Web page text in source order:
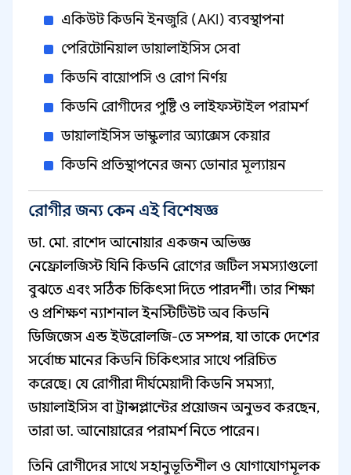
একিউট কিডনি ইনজুরি (AKI) ব্যবস্থাপনা
পেরিটোনিয়াল ডায়ালাইসিস সেবা
কিডনি বায়োপসি ও রোগ নির্ণয়
কিডনি রোগীদের পুষ্টি ও লাইফস্টাইল পরামর্শ
ডায়ালাইসিস ভাস্কুলার অ্যাক্সেস কেয়ার
কিডনি প্রতিস্থাপনের জন্য ডোনার মূল্যায়ন
রোগীর জন্য কেন এই বিশেষজ্ঞ
ডা. মো. রাশেদ আনোয়ার একজন অভিজ্ঞ
নেফ্রোলজিস্ট যিনি কিডনি রোগের জটিল সমস্যাগুলো
বুঝতে এবং সঠিক চিকিৎসা দিতে পারদর্শী। তার শিক্ষা
ও প্রশিক্ষণ ন্যাশনাল ইনস্টিটিউট অব কিডনি
ডিজিজেস এন্ড ইউরোলজি-তে সম্পন্ন, যা তাকে দেশের
সর্বোচ্চ মানের কিডনি চিকিৎসার সাথে পরিচিত
করেছে। যে রোগীরা দীর্ঘমেয়াদী কিডনি সমস্যা,
ডায়ালাইসিস বা ট্রান্সপ্লান্টের প্রয়োজন অনুভব করছেন,
তারা ডা. আনোয়ারের পরামর্শ নিতে পারেন।
তিনি রোগীদের সাথে সহানুভূতিশীল ও যোগাযোগমূলক